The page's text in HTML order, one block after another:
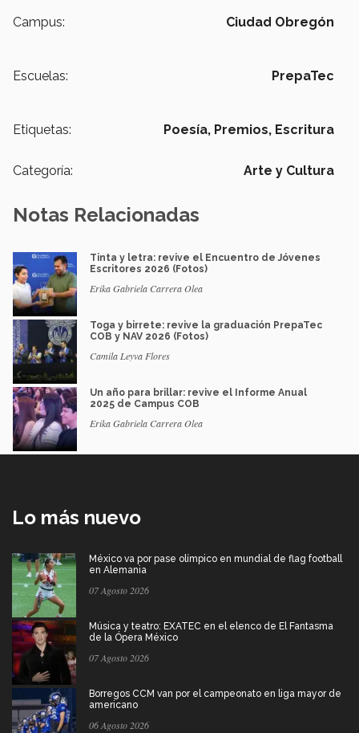
Campus: Ciudad Obregón
Escuelas: PrepaTec
Etiquetas: Poesía, Premios, Escritura
Categoría: Arte y Cultura
Notas Relacionadas
Tinta y letra: revive el Encuentro de Jóvenes
Escritores 2026 (Fotos)
Erika Gabriela Carrera Olea
Toga y birrete: revive la graduación PrepaTec
COB y NAV 2026 (Fotos)
Camila Leyva Flores
Un año para brillar: revive el Informe Anual
2025 de Campus COB
Erika Gabriela Carrera Olea
Lo más nuevo
México va por pase olímpico en mundial de flag football
en Alemania
07 Agosto 2026
Música y teatro: EXATEC en el elenco de El Fantasma
de la Ópera México
07 Agosto 2026
Borregos CCM van por el campeonato en liga mayor de
americano
06 Agosto 2026